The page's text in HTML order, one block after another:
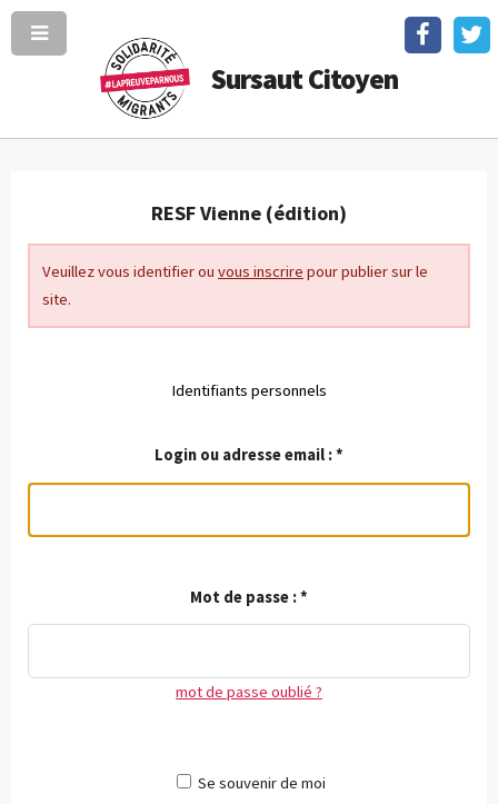
Sursaut Citoyen
RESF Vienne (édition)
Veuillez vous identifier ou vous inscrire pour publier sur le
site.
Identifiants personnels
Login ou adresse email :*
Mot de passe :*
mot de passe oublié ?
Se souvenir de moi